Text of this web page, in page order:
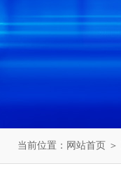
当前位置： 网站首页 ＞